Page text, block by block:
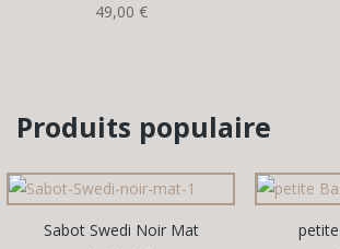
49,00 €
Produits populaire
Sabot Swedi Noir Mat